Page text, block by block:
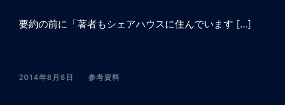
要約の前に「著者もシェアハウスに住んでいます […]
2014年8月6日 参考資料